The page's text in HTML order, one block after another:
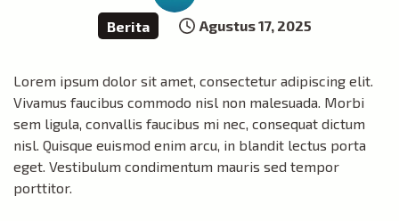
Berita Agustus 17, 2025
Lorem ipsum dolor sit amet, consectetur adipiscing elit.
Vivamus faucibus commodo nisl non malesuada. Morbi
sem ligula, convallis faucibus mi nec, consequat dictum
nisl. Quisque euismod enim arcu, in blandit lectus porta
eget. Vestibulum condimentum mauris sed tempor
porttitor.